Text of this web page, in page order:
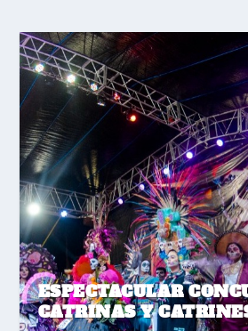
ESPECTACULAR
CATRINAS Y